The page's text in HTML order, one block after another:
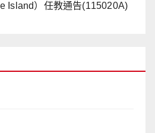
Island）任教通告(115020A)